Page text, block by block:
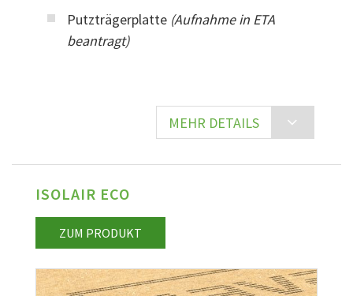
Putzträgerplatte (Aufnahme in ETA
beantragt)
MEHR DETAILS
ISOLAIR ECO
ZUM PRODUKT